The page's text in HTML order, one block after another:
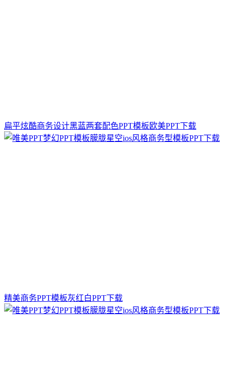
扁平炫酷商务设计黑蓝两套配色PPT模板欧美PPT下载
精美商务PPT模板灰红白PPT下载